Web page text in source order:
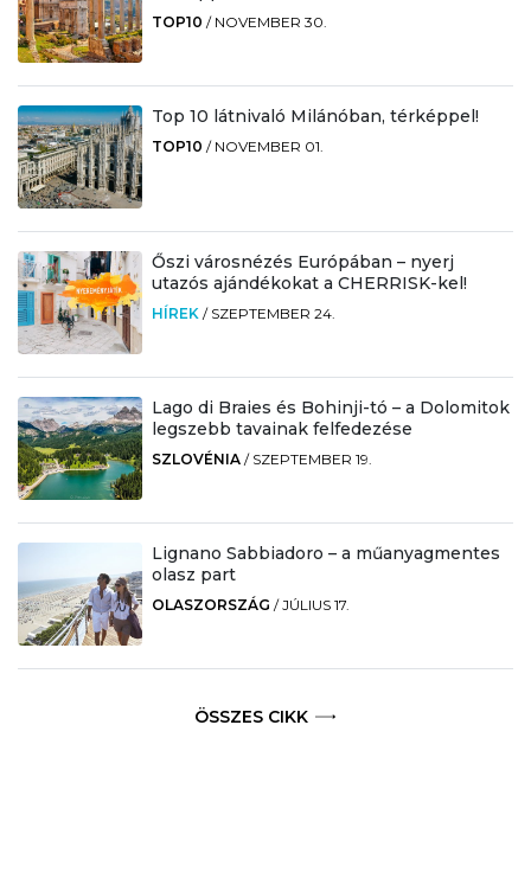
TOP10 / NOVEMBER 30.
Top 10 látnivaló Milánóban, térképpel!
TOP10 / NOVEMBER 01.
Őszi városnézés Európában – nyerj
utazós ajándékokat a CHERRISK-kel!
HÍREK / SZEPTEMBER 24.
Lago di Braies és Bohinji-tó – a Dolomitok
legszebb tavainak felfedezése
SZLOVÉNIA / SZEPTEMBER 19.
Lignano Sabbiadoro – a műanyagmentes
olasz part
OLASZORSZÁG /JÚLIUS 17.
ÖSSZES CIKK